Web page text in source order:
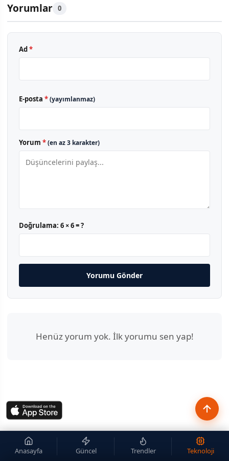
Yorumlar 0
Ad*
E-posta *(yayımlanmaz)
Yorum *(en az 3 karakter)
Doğrulama: 6 × 6 = ?
Yorumu Gönder
Henüz yorum yok. İlk yorumu sen yap!
Anasayfa Güncel Trendler Teknoloji